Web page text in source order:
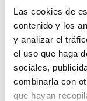
Las cookies de
contenido y los
y analizar el
el uso que haga
sociales,
combinarla con
que hayan